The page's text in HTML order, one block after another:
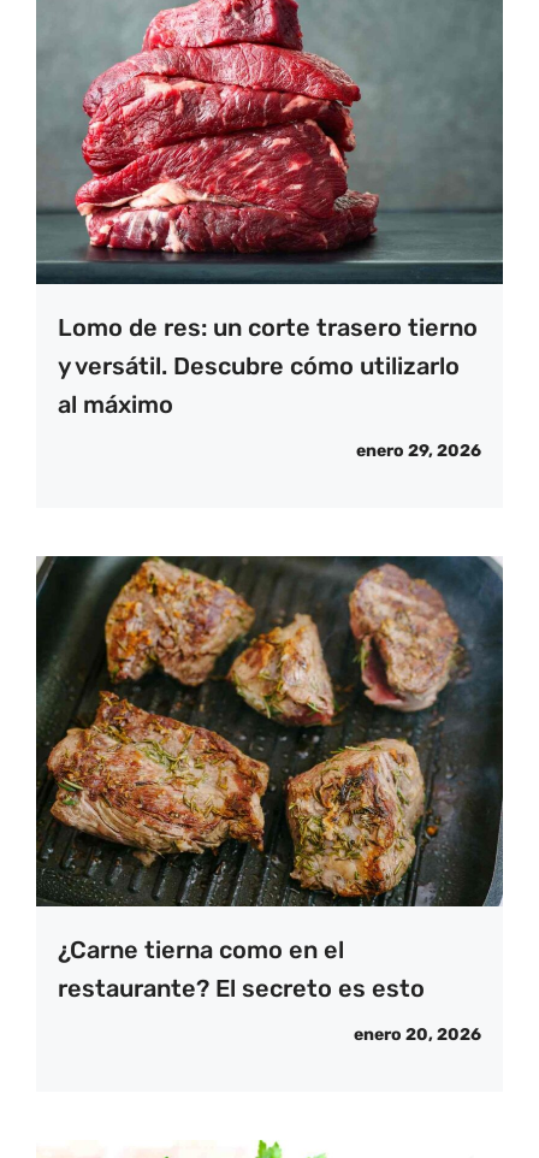
Lomo de res: un corte trasero tierno
y versátil. Descubre cómo utilizarlo
al máximo
enero 29, 2026
¿Carne tierna como en el
restaurante? El secreto es esto
enero 20, 2026